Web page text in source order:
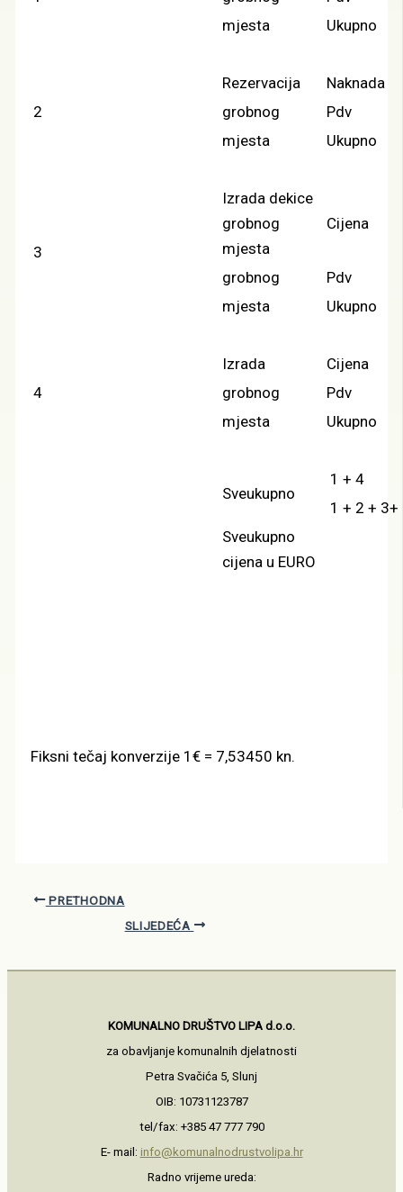
mjesta
Ukupno
2
Rezervacija
Naknada
grobnog
Pdv
mjesta
Ukupno
3
Izrada dekice
grobnog
mjesta
Cijena
grobnog
Pdv
mjesta
Ukupno
4
Izrada
Cijena
grobnog
Pdv
mjesta
Ukupno
Sveukupno
1 + 4
1 + 2 + 3+
Sveukupno
cijena u EURO
Fiksni tečaj konverzije 1€ = 7,53450 kn.
PRETHODNA
SLIJEDEĆA
KOMUNALNO DRUŠTVO LIPA d.o.o.
za obavljanje komunalnih djelatnosti
Petra Svačića 5, Slunj
OIB: 10731123787
tel/fax: +385 47 777 790
E- mail: info@komunalnodrustvolipa.hr
Radno vrijeme ureda: